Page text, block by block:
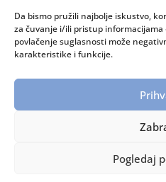
Da bismo pružili najbolje iskustvo,
za čuvanje i/ili pristup
povlačenje suglasnosti može
karakteristike i funkcije.
Pogledaj
RADNO
Ponedjeljak – petak:
Zaštita